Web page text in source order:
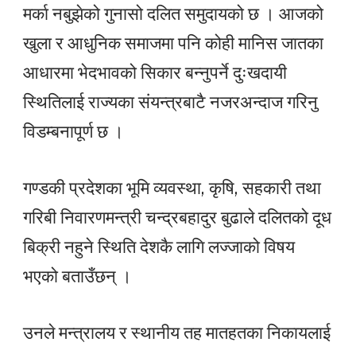
मर्का नबुझेको गुनासो दलित समुदायको छ । आजको
खुला र आधुनिक समाजमा पनि कोही मानिस जातका
आधारमा भेदभावको सिकार बन्नुपर्ने दुःखदायी
स्थितिलाई राज्यका संयन्त्रबाटै नजरअन्दाज गरिनु
विडम्बनापूर्ण छ ।
गण्डकी प्रदेशका भूमि व्यवस्था, कृषि, सहकारी तथा
गरिबी निवारणमन्त्री चन्द्रबहादुर बुढाले दलितको दूध
बिक्री नहुने स्थिति देशकै लागि लज्जाको विषय
भएको बताउँछन् ।
उनले मन्त्रालय र स्थानीय तह मातहतका निकायलाई